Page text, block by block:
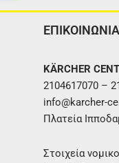
ΕΠΙΚΟΙΝΩΝΙΑ
KÄRCHER
2104617070 –
info@karcher-
Πλατεία
Στοιχεία